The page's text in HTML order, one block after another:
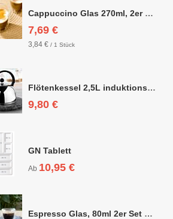
Cappuccino Glas 270ml, 2er Set doppelwandig, ca. 8,5 x 10cm
7,69 €
3,84 € / 1 Stück
Flötenkessel 2,5L induktionsgeeignet
9,80 €
GN Tablett
Ab 10,95 €
Espresso Glas, 80ml 2er Set doppelwandig, ca. 6,3 x 6,4cm